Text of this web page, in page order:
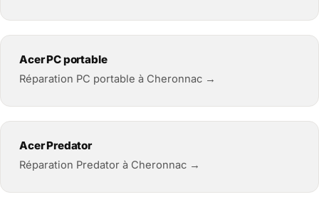
Acer PC portable
Réparation PC portable à Cheronnac →
Acer Predator
Réparation Predator à Cheronnac →